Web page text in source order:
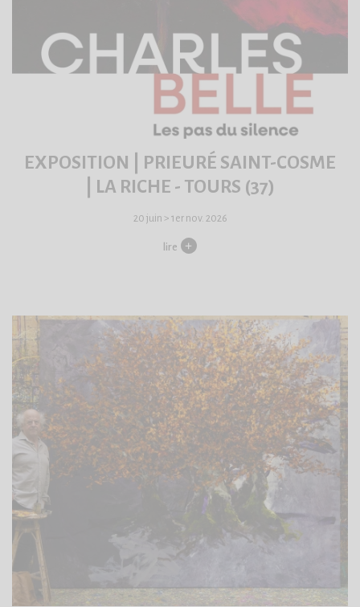
EXPOSITION | PRIEURÉ SAINT-COSME
| LA RICHE - TOURS (37)
20 juin > 1er nov. 2026
lire